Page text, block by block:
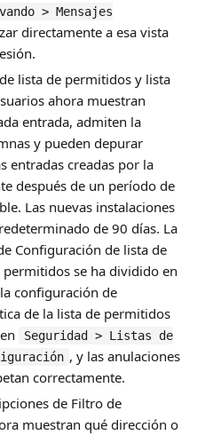
> Mensajes
directamente a esa vista
lista de permitidos y lista
ahora muestran
entrada, admiten la
y pueden depurar
entradas creadas por la
después de un período de
Las nuevas instalaciones
de 90 días. La
Configuración de lista de
se ha dividido en
configuración de
de la lista de permitidos
Seguridad > Listas de
, y las anulaciones
correctamente.
de Filtro de
muestran qué dirección o